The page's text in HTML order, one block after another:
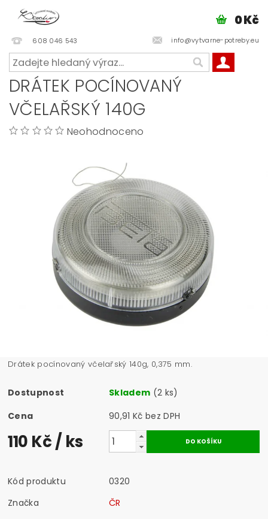
608 046 543 info@vytvarne-potreby.eu
0 Kč
DRÁTEK POCÍNOVANÝ
VČELAŘSKÝ 140G
Neohodnoceno
Drátek pocínovaný včelařský 140g, 0,375 mm.
Dostupnost Skladem (2 ks)
Cena
90,91 Kč bez DPH
110 Kč/ ks
Kód produktu
0320
Značka
ČR